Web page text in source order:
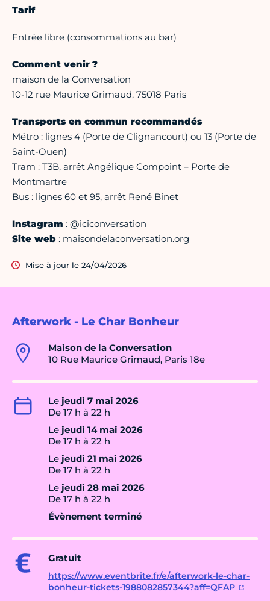
Afterwork - Le Char Bonheur
Maison de la Conversation
10 Rue Maurice Grimaud, Paris 18e
Le jeudi 7 mai 2026
De 17 h à 22 h
Le jeudi 14 mai 2026
De 17 h à 22 h
Le jeudi 21 mai 2026
De 17 h à 22 h
Le jeudi 28 mai 2026
De 17 h à 22 h
Évènement terminé
Gratuit
https://www.eventbrite.fr/e/afterwork-le-char-
bonheur-tickets-1988082857344?aff=QFAP
Tarif
Entrée libre (consommations au bar)
Comment venir ?
maison de la Conversation
10-12 rue Maurice Grimaud, 75018 Paris
Transports en commun recommandés
Métro : lignes 4 (Porte de Clignancourt) ou 13 (Porte de
Saint-Ouen)
Tram : T3B, arrêt Angélique Compoint – Porte de
Montmartre
Bus : lignes 60 et 95, arrêt René Binet
Instagram : @iciconversation
Site web : maisondelaconversation.org
Mise à jour le 24/04/2026